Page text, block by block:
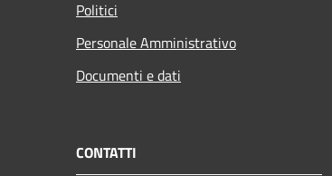
Politici
Personale Amministrativo
Documenti e dati
CONTATTI